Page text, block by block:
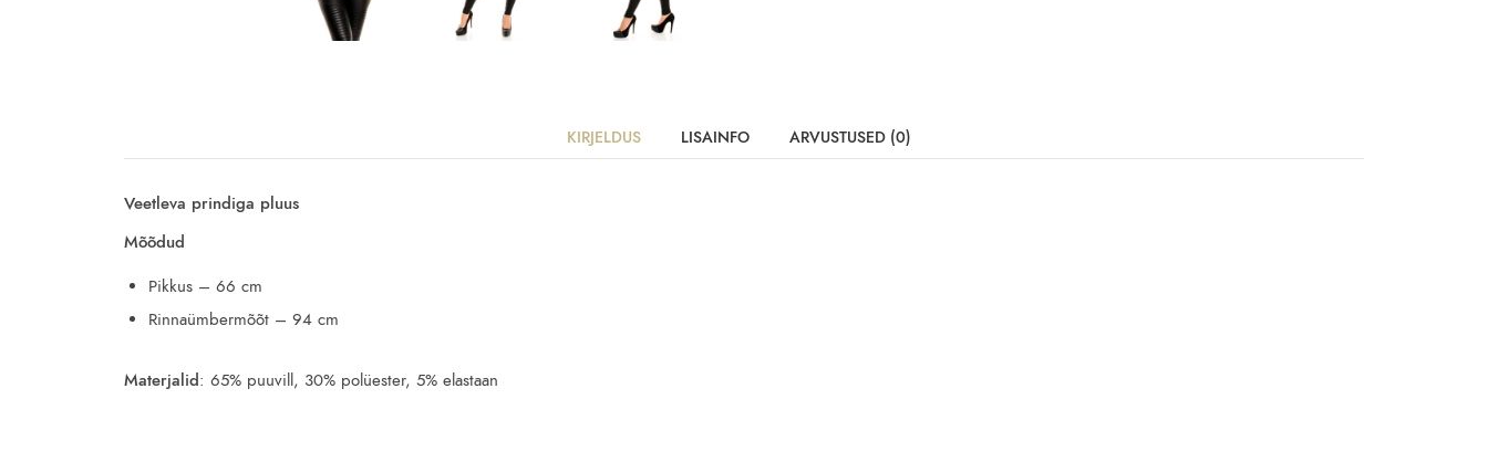
KIRJELDUS LISAINFO ARVUSTUSED (0)
Veetleva prindiga pluus
Mõõdud
Pikkus – 66 cm
Rinnaümbermõõt – 94 cm
Materjalid: 65% puuvill, 30% polüester, 5% elastaan